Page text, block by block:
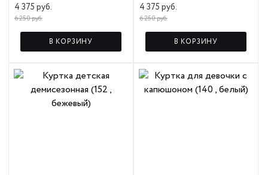
4 375 руб.
6 250 руб.
В КОРЗИНУ
4 375 руб.
6 250 руб.
В КОРЗИНУ